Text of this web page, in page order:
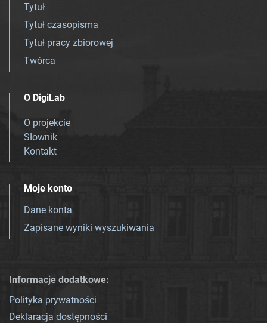
Tytuł
Tytuł czasopisma
Tytuł pracy zbiorowej
Twórca
O DigiLab
O projekcie
Słownik
Kontakt
Moje konto
Dane konta
Zapisane wyniki wyszukiwania
Informacje dodatkowe:
Polityka prywatności
Deklaracja dostępności